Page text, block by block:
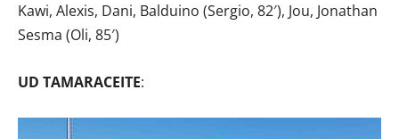
Kawi, Alexis, Dani, Balduino (Sergio, 82′), Jou, Jonathan
Sesma (Oli, 85′)
UD TAMARACEITE: